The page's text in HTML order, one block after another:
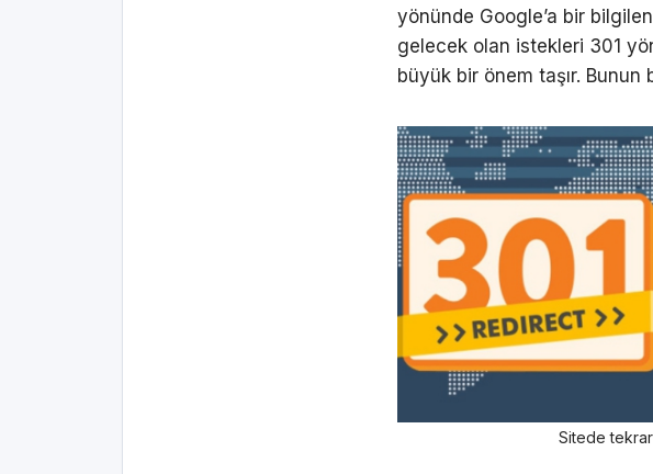
yönünde Google’a bir
gelecek olan istekleri 301
büyük bir önem taşır. Bunun
Sitede